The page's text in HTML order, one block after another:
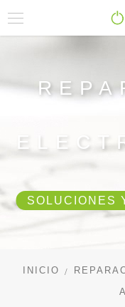
SOLUCIONES
INICIO